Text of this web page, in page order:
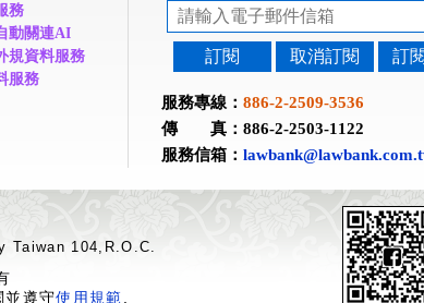
務
動關連AI
規資料服務
服務
訂閱 取消訂閱 訂
服務專線： 886-2-2509-3536
傳 真：886-2-2503-1122
服務信箱：
Taiwan 104,R.O.C.
並遵守使用規範